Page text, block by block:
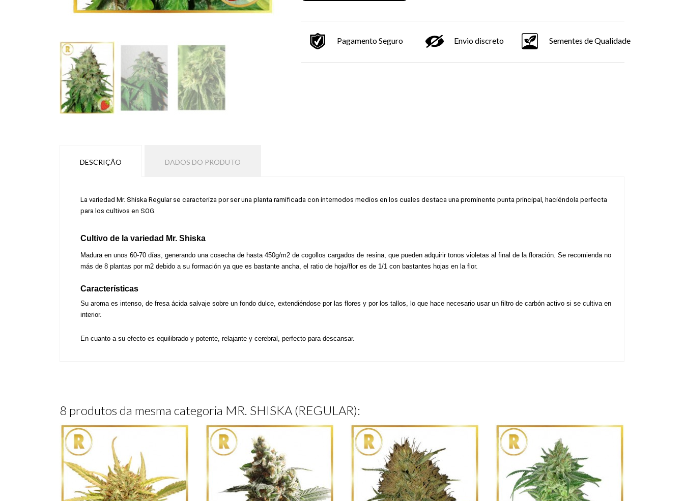
Pagamento Seguro Envio discreto Sementes de Qualidade
DESCRIÇÃO DADOS DO PRODUTO
La variedad Mr. Shiska Regular se caracteriza por ser una planta ramificada con internodos medios en los cuales destaca una prominente punta principal, haciéndola perfecta
para los cultivos en SOG.
Cultivo de la variedad Mr. Shiska
Madura en unos 60-70 días, generando una cosecha de hasta 450g/m2 de cogollos cargados de resina, que pueden adquirir tonos violetas al final de la floración. Se recomienda no
más de 8 plantas por m2 debido a su formación ya que es bastante ancha, el ratio de hoja/flor es de 1/1 con bastantes hojas en la flor.
Características
Su aroma es intenso, de fresa ácida salvaje sobre un fondo dulce, extendiéndose por las flores y por los tallos, lo que hace necesario usar un filtro de carbón activo si se cultiva en
interior.
En cuanto a su efecto es equilibrado y potente, relajante y cerebral, perfecto para descansar.
8 produtos da mesma categoria MR. SHISKA (REGULAR):